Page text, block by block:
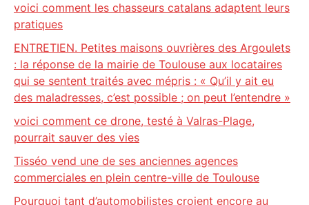
voici comment les chasseurs catalans adaptent leurs
pratiques
ENTRETIEN. Petites maisons ouvrières des Argoulets
: la réponse de la mairie de Toulouse aux locataires
qui se sentent traités avec mépris : « Qu’il y ait eu
des maladresses, c’est possible ; on peut l’entendre »
voici comment ce drone, testé à Valras-Plage,
pourrait sauver des vies
Tisséo vend une de ses anciennes agences
commerciales en plein centre-ville de Toulouse
Pourquoi tant d’automobilistes croient encore au